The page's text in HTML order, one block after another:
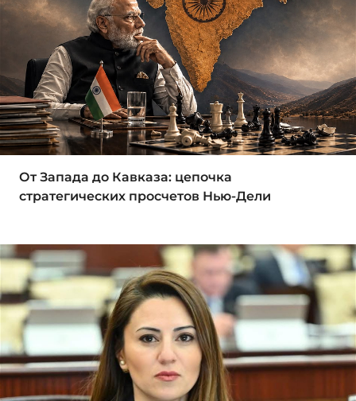
От Запада до Кавказа: цепочка
стратегических просчетов Нью-Дели